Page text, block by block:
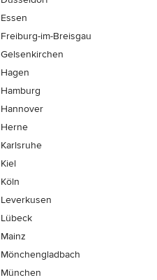
Essen
Freiburg-im-Breisgau
Gelsenkirchen
Hagen
Hamburg
Hannover
Herne
Karlsruhe
Kiel
Köln
Leverkusen
Lübeck
Mainz
Mönchen­gladbach
München